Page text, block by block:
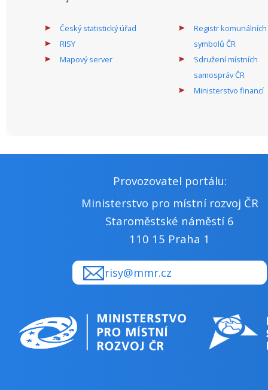
Český statistický úřad
RISY
Mapový server
Registr komunálních
symbolů ČR
Sdružení místních
samospráv ČR
Ministerstvo financí
Provozovatel portálu:
Ministerstvo pro místní rozvoj ČR
Staroměstské náměstí 6
110 15 Praha 1
risy@mmr.cz